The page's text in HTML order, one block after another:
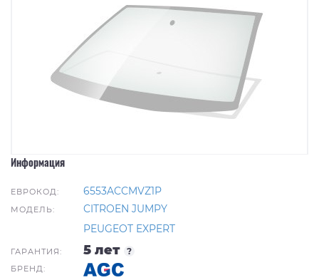
Информация
ЕВРОКОД: 6553ACCMVZ1P
МОДЕЛЬ:
CITROEN JUMPY
PEUGEOT EXPERT
ГАРАНТИЯ: 5 лет ?
БРЕНД: